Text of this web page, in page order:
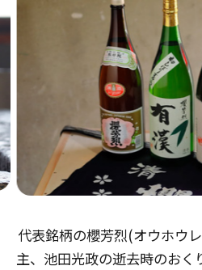
代表銘柄の櫻芳烈(オウホウ
主、池田光政の逝去時のおく